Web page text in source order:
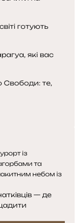
готують
які вас
Свободи: те,
— де